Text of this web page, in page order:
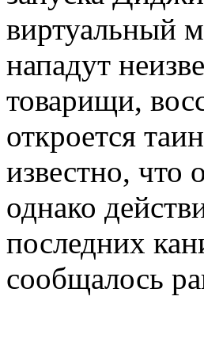
виртуальный
нападут
товарищи,
откроется
известно, что
однако
последних
сообщалось